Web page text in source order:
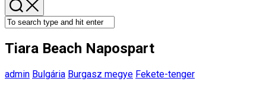
Tiara Beach Napospart
admin Bulgária Burgasz megye Fekete-tenger